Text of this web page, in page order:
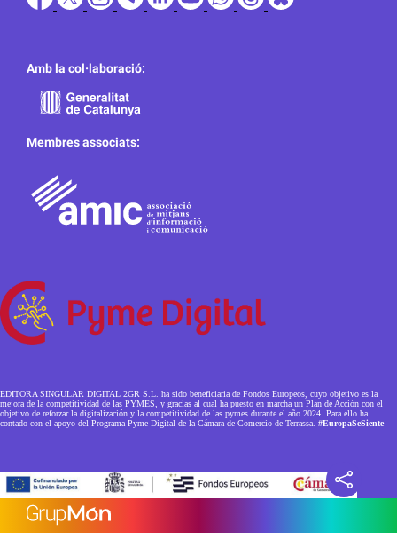
Amb la col·laboració:
Membres associats:
EDITORA SINGULAR DIGITAL 2GR S.L. ha sido beneficiaria de Fondos Europeos, cuyo objetivo es la
mejora de la competitividad de las PYMES, y gracias al cual ha puesto en marcha un Plan de Acción con el
objetivo de reforzar la digitalización y la competitividad de las pymes durante el año 2024. Para ello ha
contado con el apoyo del Programa Pyme Digital de la Cámara de Comercio de Terrassa. #EuropaSeSiente